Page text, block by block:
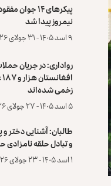
پیکرهای ۱۴
نیمروز پیدا شد
۹ اسد ۱۴۰۵ - ۳۱ جولای ۲۰۲۶
رواداری: در جریان
زخمی شده‌اند
۵ اسد ۱۴۰۵ - ۲۷ جولای ۲۰۲۶
طالبان: آشنایی دختر
و تبادل حلقه
۱ اسد ۱۴۰۵ - ۲۳ جولای ۲۰۲۶